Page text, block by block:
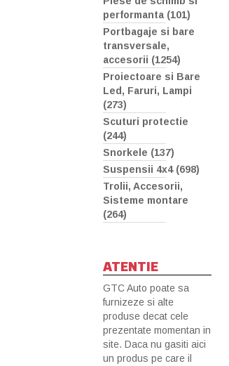
performanta (101)
Portbagaje si bare
transversale,
accesorii (1254)
Proiectoare si Bare
Led, Faruri, Lampi
(273)
Scuturi protectie
(244)
Snorkele (137)
Suspensii 4x4 (698)
Trolii, Accesorii,
Sisteme montare
(264)
ATENTIE
GTC Auto poate sa
furnizeze si alte
produse decat cele
prezentate momentan in
site. Daca nu gasiti aici
un produs pe care il